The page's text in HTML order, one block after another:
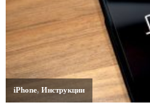
iPhone,Инструкции